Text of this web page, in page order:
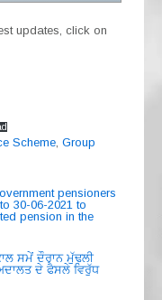
updates, click on
Scheme, Group
pensioners
30-06-2021 to
pension in the
ਸਮੇਂ ਦੌਰਾਨ ਮੁੱਢਲੀ
ਦੇ ਫੈਸਲੇ ਵਿਰੁੱਧ